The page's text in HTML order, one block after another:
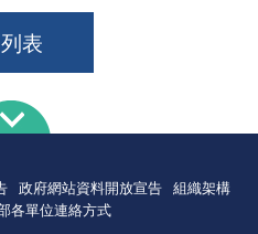
表
政府網站資料開放宣告
組織架構
各單位連絡方式